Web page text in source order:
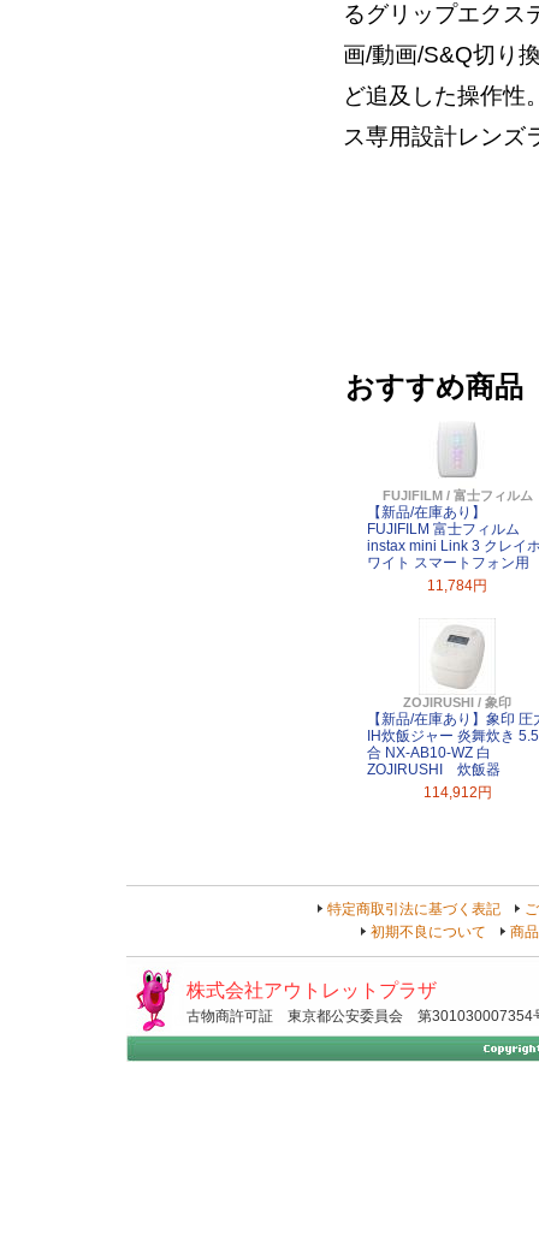
るグリップエクス
画/動画/S&Q切り
ど追及した操作性
ス専用設計レンズ
おすすめ商品
FUJIFILM / 富士フィルム
【新品/在庫あり】
FUJIFILM 富士フィルム
instax mini Link 3 クレイ
ワイト スマートフォン用
11,784円
ZOJIRUSHI / 象印
【新品/在庫あり】象印 圧
IH炊飯ジャー 炎舞炊き 5.5
合 NX-AB10-WZ 白
ZOJIRUSHI 炊飯器
114,912円
特定商取引法に基づく表記
初期不良について
商
株式会社アウトレットプラザ
古物商許可証 東京都公安委員会 第301030007354